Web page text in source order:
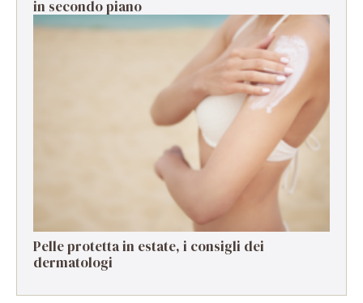
in secondo piano
Pelle protetta in estate, i consigli dei
dermatologi